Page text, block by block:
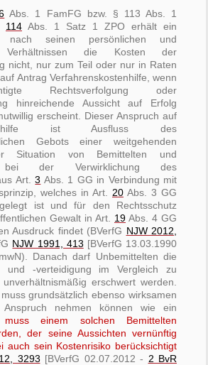
Abs. 1 FamFG bzw. § 113 Abs. 1
114 Abs. 1 Satz 1 ZPO erhält ein
nach seinen persönlichen und
Verhältnissen die Kosten der
nicht, nur zum Teil oder nur in Raten
Antrag Verfahrenskostenhilfe, wenn
Rechtsverfolgung oder
hinreichende Aussicht auf Erfolg
erscheint. Dieser Anspruch auf
ist Ausfluss des
Gebots einer weitgehenden
Situation von Bemittelten und
bei der Verwirklichung des
Art.3 Abs. 1 GG in Verbindung mit
welches in Art. 20 Abs. 3 GG
ist und für den Rechtsschutz
Gewalt in Art. 19 Abs. 4 GG
Ausdruck findet (BVerfG NJW 2012,
NJW 1991, 413 [BVerfG 13.03.1990
Danach darf Unbemittelten die
und -verteidigung im Vergleich zu
erschwert werden.
grundsätzlich ebenso wirksamen
Anspruch nehmen können wie ein
einem solchen Bemittelten
der seine Aussichten vernünftig
auch sein Kostenrisiko berücksichtigt
3293 [BVerfG 02.07.2012 - 2 BvR